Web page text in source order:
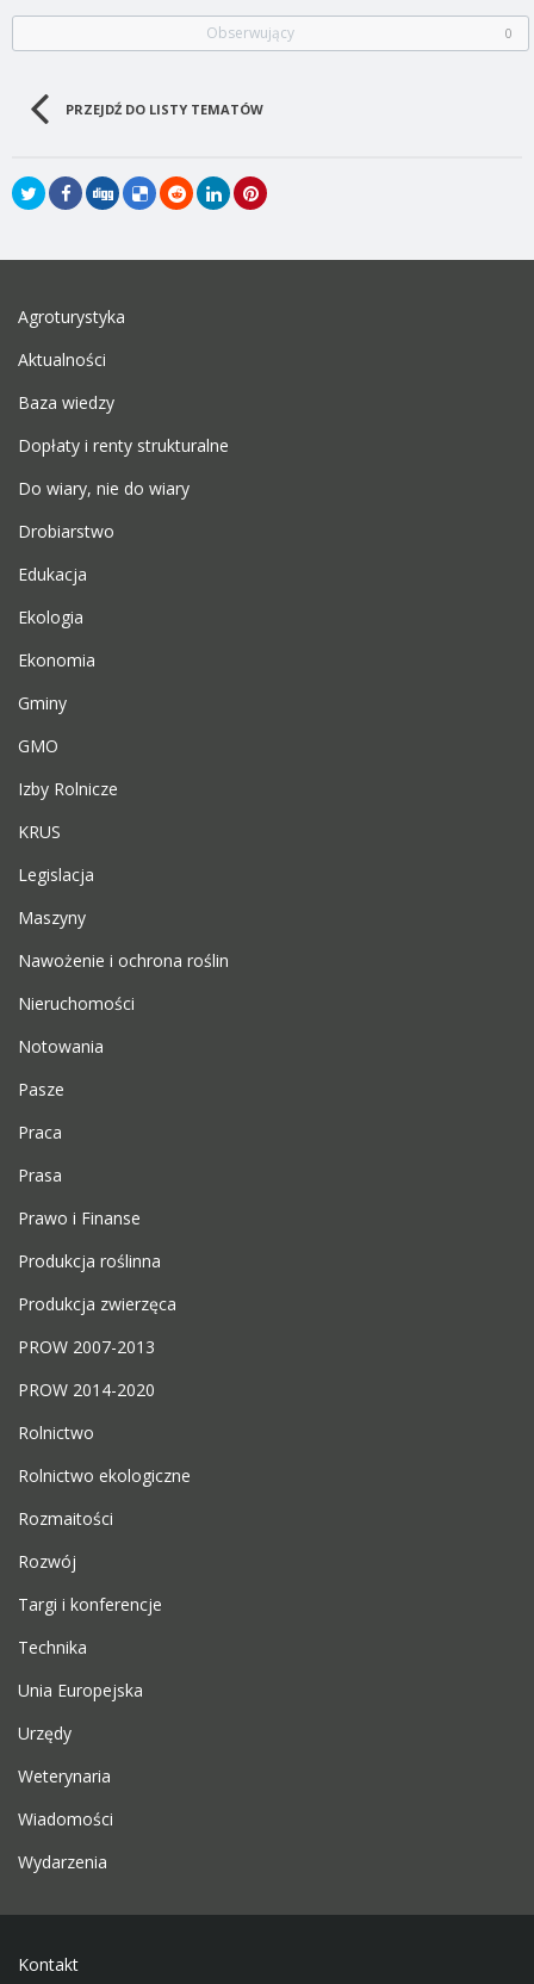
Obserwujący 0
PRZEJDŹ DO LISTY TEMATÓW
Agroturystyka
Aktualności
Baza wiedzy
Dopłaty i renty strukturalne
Do wiary, nie do wiary
Drobiarstwo
Edukacja
Ekologia
Ekonomia
Gminy
GMO
Izby Rolnicze
KRUS
Legislacja
Maszyny
Nawożenie i ochrona roślin
Nieruchomości
Notowania
Pasze
Praca
Prasa
Prawo i Finanse
Produkcja roślinna
Produkcja zwierzęca
PROW 2007-2013
PROW 2014-2020
Rolnictwo
Rolnictwo ekologiczne
Rozmaitości
Rozwój
Targi i konferencje
Technika
Unia Europejska
Urzędy
Weterynaria
Wiadomości
Wydarzenia
Kontakt